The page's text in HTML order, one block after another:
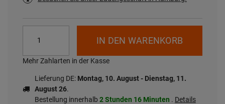
IN DEN WARENKORB
Mehr Zahlarten in der Kasse
Lieferung DE: Montag, 10. August - Dienstag, 11.
August 26.
Bestellung innerhalb 2 Stunden 16 Minuten . Details